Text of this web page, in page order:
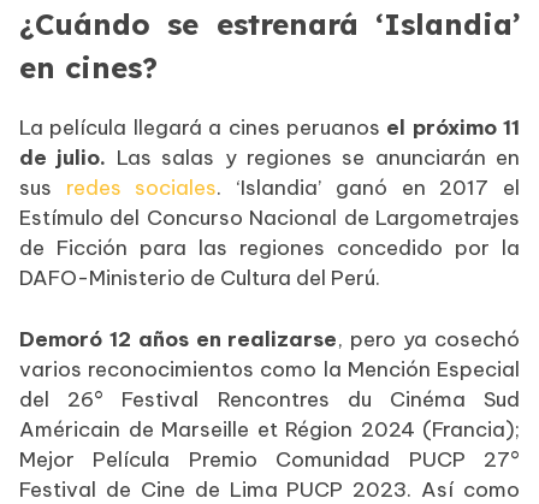
¿Cuándo se estrenará ‘Islandia’
en cines?
La película llegará a cines peruanos el próximo 11
de julio. Las salas y regiones se anunciarán en
sus redes sociales. ‘Islandia’ ganó en 2017 el
Estímulo del Concurso Nacional de Largometrajes
de Ficción para las regiones concedido por la
DAFO-Ministerio de Cultura del Perú.
Demoró 12 años en realizarse, pero ya cosechó
varios reconocimientos como la Mención Especial
del 26° Festival Rencontres du Cinéma Sud
Américain de Marseille et Région 2024 (Francia);
Mejor Película Premio Comunidad PUCP 27°
Festival de Cine de Lima PUCP 2023. Así como